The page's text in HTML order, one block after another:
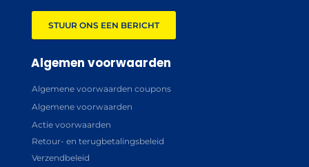
STUUR ONS EEN BERICHT
Algemen voorwaarden
Algemene voorwaarden coupons
Algemene voorwaarden
Actie voorwaarden
Retour- en terugbetalingsbeleid
Verzendbeleid